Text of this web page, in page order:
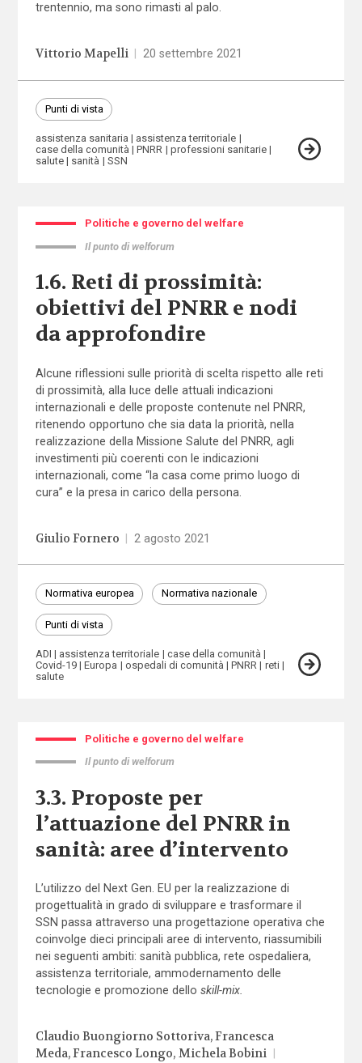
trentennio, ma sono rimasti al palo.
Vittorio Mapelli 20 settembre 2021
Punti di vista
assistenza sanitaria
assistenza territoriale
case della comunità
PNRR
professioni sanitarie
salute
sanità SSN
Politiche e governo del welfare
Il punto di welforum
1.6. Reti di prossimità:
obiettivi del PNRR e nodi
da approfondire
Alcune riflessioni sulle priorità di scelta rispetto alle reti
di prossimità, alla luce delle attuali indicazioni
internazionali e delle proposte contenute nel PNRR,
ritenendo opportuno che sia data la priorità, nella
realizzazione della Missione Salute del PNRR, agli
investimenti più coerenti con le indicazioni
internazionali, come “la casa come primo luogo di
cura” e la presa in carico della persona.
Giulio Fornero | 2 agosto 2021
Normativa europea Normativa nazionale
Punti di vista
ADI assistenza territoriale
case della comunità
Covid-19
Europa ospedali di comunità PNRR
reti
salute
Politiche e governo del welfare
Il punto di welforum
3.3. Proposte per
l’attuazione del PNRR in
sanità: aree d’intervento
L’utilizzo del Next Gen. EU per la realizzazione di
progettualità in grado di sviluppare e trasformare il
SSN passa attraverso una progettazione operativa che
coinvolge dieci principali aree di intervento, riassumibili
nei seguenti ambiti: sanità pubblica, rete ospedaliera,
assistenza territoriale, ammodernamento delle
tecnologie e promozione dello skill-mix.
Claudio Buongiorno Sottoriva Francesca
Meda Francesco Longo Michela Bobini